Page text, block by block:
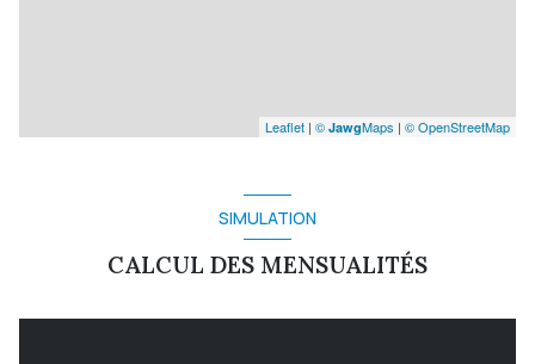
Leaflet | © JawgMaps | © OpenStreetMap
SIMULATION
CALCUL DES MENSUALITÉS